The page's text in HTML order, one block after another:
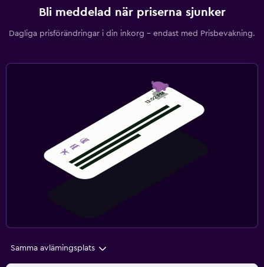
Bli meddelad när priserna sjunker
Dagliga prisförändringar i din inkorg – endast med Prisbevakning.
Samma avlämingsplats